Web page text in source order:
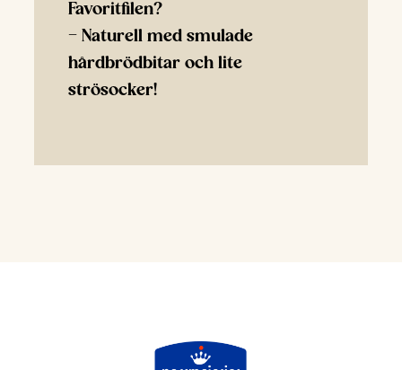
Favoritfilen?
– Naturell med smulade
hårdbrödbitar och lite
strösocker!